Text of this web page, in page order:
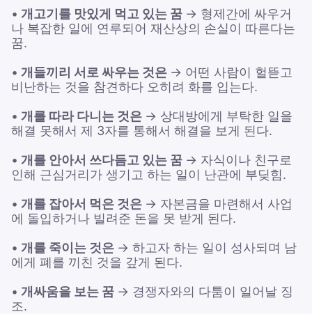
• 개고기를 맛있게 먹고 있는 꿈 → 형제간에 싸우거
나 복잡한 일에 연루되어 재산상의 손실이 따른다는
꿈.
• 개들끼리 서로 싸우는 것은 → 어떤 사람이 헐뜯고
비난하는 것을 참견하다 오히려 화를 입는다.
• 개를 따라 다니는 것은 → 상대방에게 부탁한 일을
해결 못해서 제 3자를 통해서 해결을 보게 된다.
• 개를 안아서 쓰다듬고 있는 꿈 → 자식이나 친구로
인해 근심거리가 생기고 하는 일이 난관에 부딪힘.
• 개를 잡아서 먹은 것은 → 자본금을 마련해서 사업
에 돌입하거나 빌려준 돈을 못 받게 된다.
• 개를 죽이는 것은 → 하고자 하는 일이 성사되며 남
에게 폐를 끼친 것을 갚게 된다.
• 개싸움을 보는 꿈 → 경쟁자와의 다툼이 일어날 징
조.